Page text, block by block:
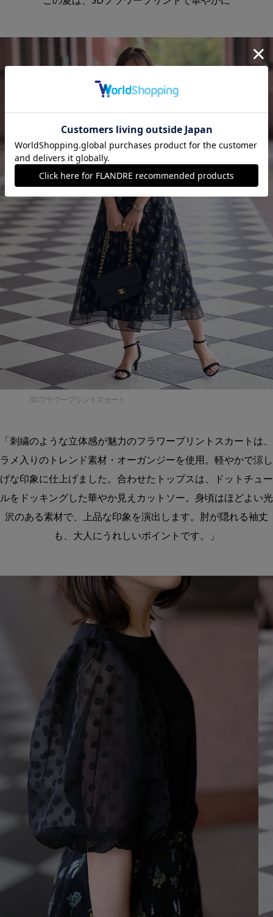
3Dフラワープリントスカート
「刺繍のような立体感が魅力のフラワープリントスカートは、
ラメ入りのトレンド素材・オーガンジーを使用。軽やかで涼し
げな印象に仕上げました。合わせたトップスは、ドットチュー
ルをドッキングした華やか見えカットソー。身頃はほどよい光
沢のある素材で、上品な印象を演出します。肘が隠れる袖丈
も、大人にうれしいポイントです。」